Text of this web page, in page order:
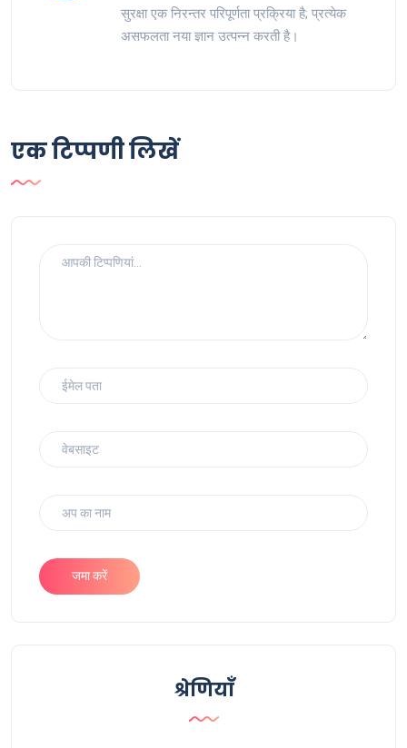
सुरक्षा एक निरन्तर परिपूर्णता प्रक्रिया है; प्रत्येक
असफलता नया ज्ञान उत्पन्न करती है।
एक टिप्पणी लिखें
जमा करें
श्रेणियाँ